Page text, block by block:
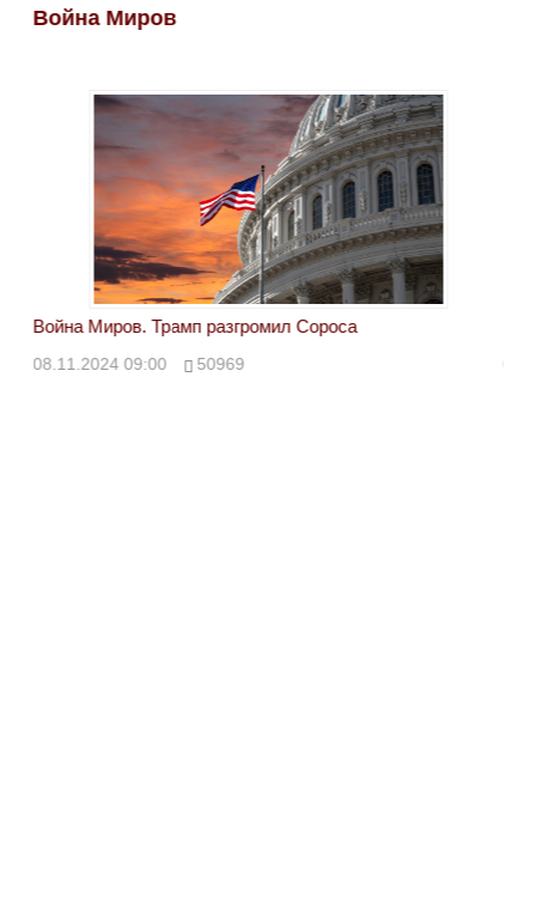
Война Миров
Война Миров. Трамп разгромил Сороса
08.11.2024 09:00 50969